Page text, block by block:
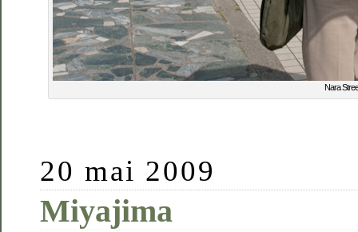
Nara
20 mai 2009
Miyajima